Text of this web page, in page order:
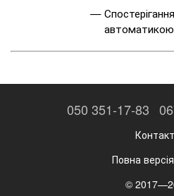
автоматикою
050 351-17-83
Повна
©